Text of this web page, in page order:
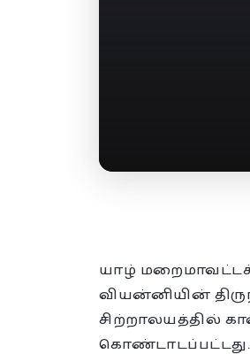
யாழ்
வியன்னியின்
சிற்றாலயத்தில்
கொண்டாடப்பட்டது.